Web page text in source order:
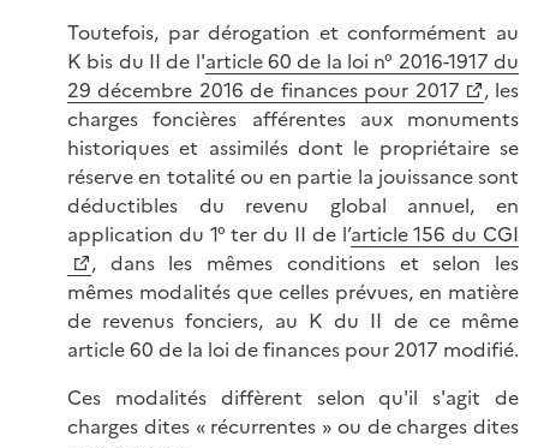
Toutefois, par dérogation et conformément au
K bis du II de l'article 60 de la loi n° 2016-1917 du
29 décembre 2016 de finances pour 2017
, les
charges foncières afférentes aux monuments
historiques et assimilés dont le propriétaire se
réserve en totalité ou en partie la jouissance sont
déductibles du revenu global annuel, en
application du 1° ter du II de l’article 156 du CGI
, dans les mêmes conditions et selon les
mêmes modalités que celles prévues, en matière
de revenus fonciers, au K du II de ce même
article 60 de la loi de finances pour 2017 modifié.
Ces modalités diffèrent selon qu'il s'agit de
charges dites « récurrentes » ou de charges dites